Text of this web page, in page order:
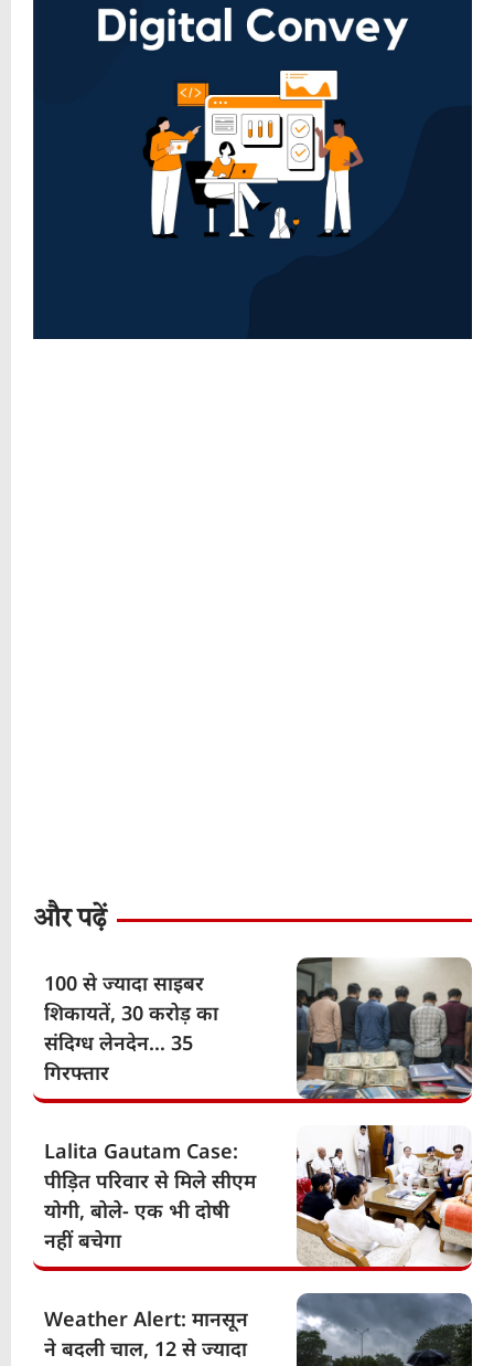
और पढ़ें
100 से ज्यादा साइबर
शिकायतें, 30 करोड़ का
संदिग्ध लेनदेन… 35
गिरफ्तार
Lalita Gautam Case:
पीड़ित परिवार से मिले सीएम
योगी, बोले- एक भी दोषी
नहीं बचेगा
Weather Alert: मानसून
ने बदली चाल, 12 से ज्यादा